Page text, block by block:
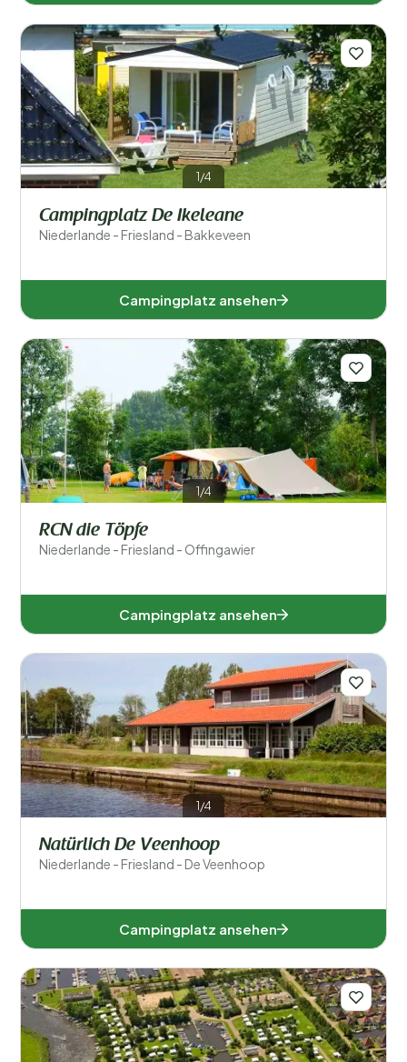
1/4
Campingplatz De Ikeleane
Niederlande - Friesland - Bakkeveen
Campingplatz ansehen
1/4
RCN die Töpfe
Niederlande - Friesland - Offingawier
Campingplatz ansehen
1/4
Natürlich De Veenhoop
Niederlande - Friesland - De Veenhoop
Campingplatz ansehen